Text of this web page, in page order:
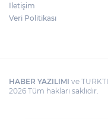
İletişim
Veri Politikası
HABER YAZILIMI ve
2026 Tüm hakları saklıdır.